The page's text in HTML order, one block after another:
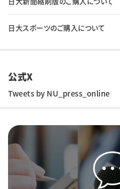
日大スポーツのご購入について
公式X
Tweets by NU_press_online